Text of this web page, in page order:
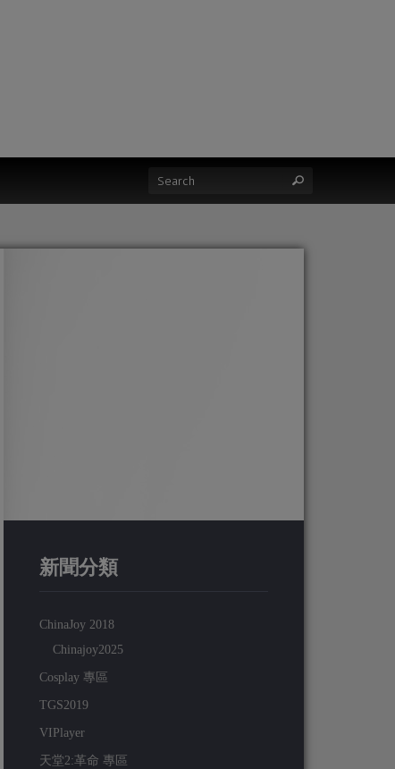
新聞分類
ChinaJoy 2018
Chinajoy2025
Cosplay 專區
TGS2019
VIPlayer
天堂2:革命 專區